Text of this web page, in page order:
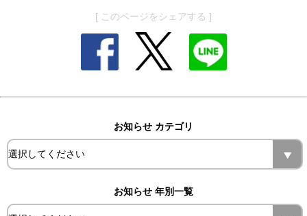
[ このページをシェアする ]
お知らせ カテゴリ
お知らせ 年別一覧